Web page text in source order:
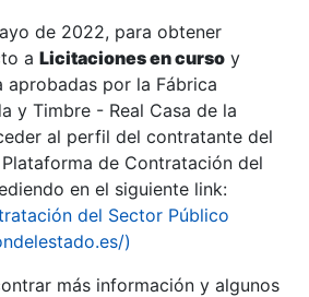
de 2022, para obtener
a Licitaciones en curso y
aprobadas por la Fábrica
y Timbre - Real Casa de la
al perfil del contratante del
de Contratación del
en el siguiente link:
del Sector Público
)
más información y algunos